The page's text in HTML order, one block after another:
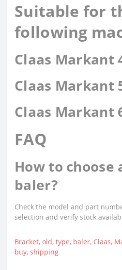
Suitable for
following
Claas Markant
Claas Markant
Claas Markant
FAQ
How to choose
baler?
Check the model and part
selection and verify stock
Bracket, old, type, baler, Claas,
buy, shipping